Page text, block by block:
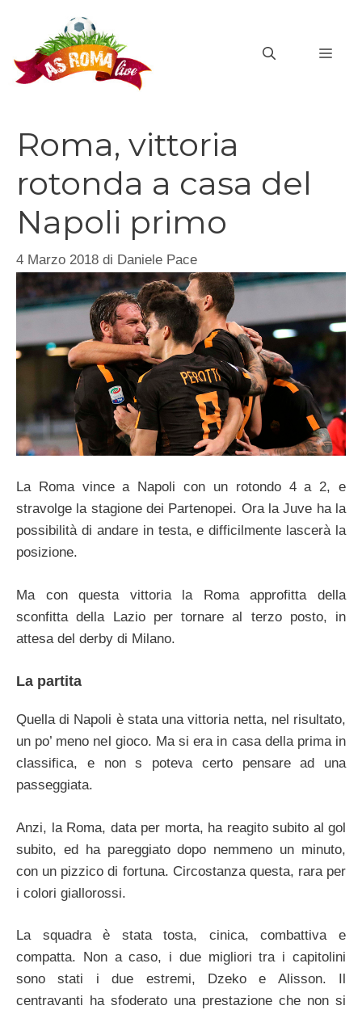
contenuto
Roma, vittoria
rotonda a casa del
Napoli primo
4 Marzo 2018 di Daniele Pace
La Roma vince a Napoli con un rotondo 4 a 2, e
stravolge la stagione dei Partenopei. Ora la Juve ha la
possibilità di andare in testa, e difficilmente lascerà la
posizione.
Ma con questa vittoria la Roma approfitta della
sconfitta della Lazio per tornare al terzo posto, in
attesa del derby di Milano.
La partita
Quella di Napoli è stata una vittoria netta, nel risultato,
un po’ meno nel gioco. Ma si era in casa della prima in
classifica, e non s poteva certo pensare ad una
passeggiata.
Anzi, la Roma, data per morta, ha reagito subito al gol
subito, ed ha pareggiato dopo nemmeno un minuto,
con un pizzico di fortuna. Circostanza questa, rara per
i colori giallorossi.
La squadra è stata tosta, cinica, combattiva e
compatta. Non a caso, i due migliori tra i capitolini
sono stati i due estremi, Dzeko e Alisson. Il
centravanti ha sfoderato una prestazione che non si